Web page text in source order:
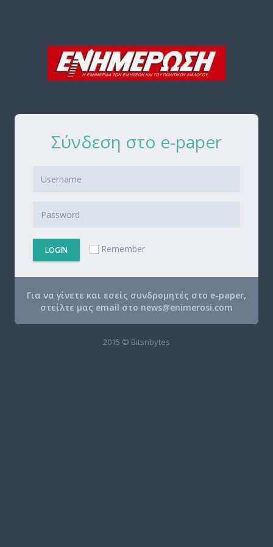
Σύνδεση στο e-paper
LOGIN Remember
Για να γίνετε και εσείς συνδρομητές στο e-paper,
στείλτε μας email στο news@enimerosi.com
2015 © Bitsnbytes